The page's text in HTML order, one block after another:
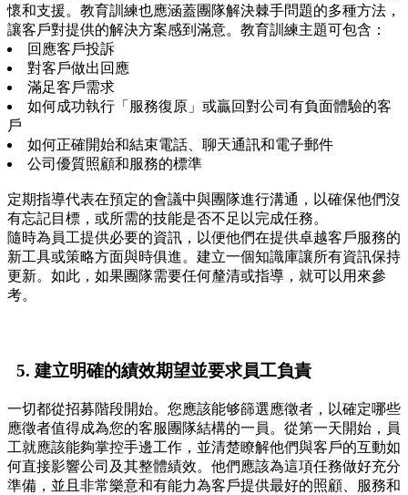
懷和支援。教育訓練也應涵蓋團隊解決棘手問題的多種方法，
讓客戶對提供的解決方案感到滿意。教育訓練主題可包含：
回應客戶投訴
對客戶做出回應
滿足客戶需求
如何成功執行「服務復原」或贏回對公司有負面體驗的客
戶
如何正確開始和結束電話、聊天通訊和電子郵件
公司優質照顧和服務的標準
定期指導代表在預定的會議中與團隊進行溝通，以確保他們沒
有忘記目標，或所需的技能是否不足以完成任務。
隨時為員工提供必要的資訊，以便他們在提供卓越客戶服務的
新工具或策略方面與時俱進。建立一個知識庫讓所有資訊保持
更新。如此，如果團隊需要任何釐清或指導，就可以用來參
考。
5. 建立明確的績效期望並要求員工負責
一切都從招募階段開始。您應該能够篩選應徵者，以確定哪些
應徵者值得成為您的客服團隊結構的一員。從第一天開始，員
工就應該能夠掌控手邊工作，並清楚瞭解他們與客戶的互動如
何直接影響公司及其整體績效。他們應該為這項任務做好充分
準備，並且非常樂意和有能力為客戶提供最好的照顧、服務和